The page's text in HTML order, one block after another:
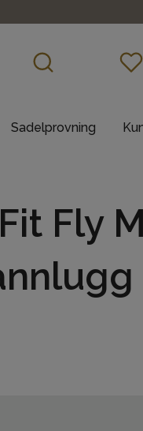
Sadelprovning
Fly